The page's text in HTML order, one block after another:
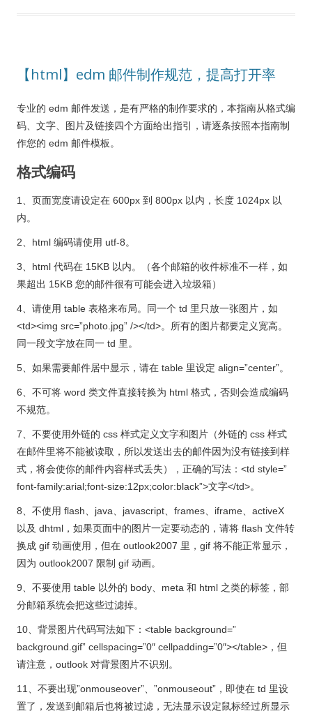
【html】edm 邮件制作规范，提高打开率
专业的 edm 邮件发送，是有严格的制作要求的，本指南从格式编
码、文字、图片及链接四个方面给出指引，请逐条按照本指南制
作您的 edm 邮件模板。
格式编码
1、页面宽度请设定在 600px 到 800px 以内，长度 1024px 以
内。
2、html 编码请使用 utf-8。
3、html 代码在 15KB 以内。（各个邮箱的收件标准不一样，如
果超出 15KB 您的邮件很有可能会进入垃圾箱）
4、请使用 table 表格来布局。同一个 td 里只放一张图片，如
<td><img src=”photo.jpg” /></td>。所有的图片都要定义宽高。
同一段文字放在同一 td 里。
5、如果需要邮件居中显示，请在 table 里设定 align=”center”。
6、不可将 word 类文件直接转换为 html 格式，否则会造成编码
不规范。
7、不要使用外链的 css 样式定义文字和图片（外链的 css 样式
在邮件里将不能被读取，所以发送出去的邮件因为没有链接到样
式，将会使你的邮件内容样式丢失），正确的写法：<td style=”
font-family:arial;font-size:12px;color:black”>文字</td>。
8、不使用 flash、java、javascript、frames、iframe、activeX
以及 dhtml，如果页面中的图片一定要动态的，请将 flash 文件转
换成 gif 动画使用，但在 outlook2007 里，gif 将不能正常显示，
因为 outlook2007 限制 gif 动画。
9、不要使用 table 以外的 body、meta 和 html 之类的标签，部
分邮箱系统会把这些过滤掉。
10、背景图片代码写法如下：<table background=”
background.gif” cellspacing=”0″ cellpadding=”0″></table>，但
请注意，outlook 对背景图片不识别。
11、不要出现”onmouseover”、”onmouseout”，即使在 td 里设
置了，发送到邮箱后也将被过滤，无法显示设定鼠标经过所显示